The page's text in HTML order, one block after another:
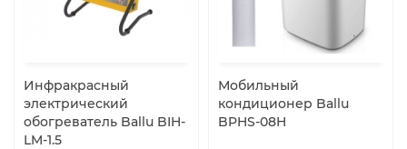
Инфракрасный
электрический
обогреватель Ballu BIH-
LM-1.5
Мобильный
кондиционер Ballu
BPHS-08H